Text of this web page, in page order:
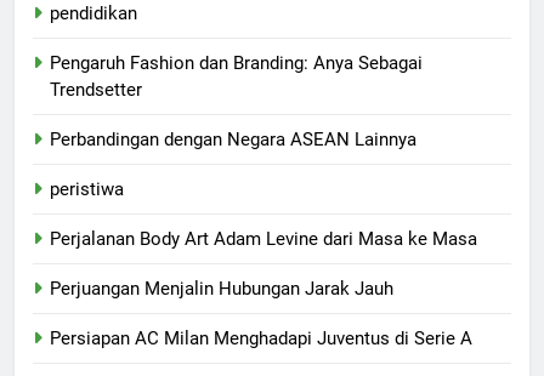
pendidikan
Pengaruh Fashion dan Branding: Anya Sebagai
Trendsetter
Perbandingan dengan Negara ASEAN Lainnya
peristiwa
Perjalanan Body Art Adam Levine dari Masa ke Masa
Perjuangan Menjalin Hubungan Jarak Jauh
Persiapan AC Milan Menghadapi Juventus di Serie A